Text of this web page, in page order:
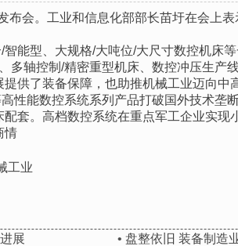
布会。工业和信息化部部长苗圩在会上
型、大规格/大吨位/大尺寸数控机床
多轴控制/精密重型机床、数控冲压生产
供了装备保障，也助推机械工业迈向中
能数控系统系列产品打破国外技术垄
套。高档数控系统在重点军工企业实
情
工业
展 • 盘整依旧 装备制造